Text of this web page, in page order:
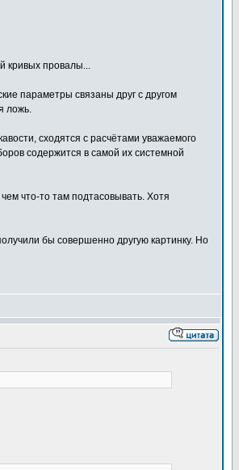
кривых провалы...
параметры связаны друг с другом
ложь.
сходятся с расчётами уважаемого
содержится в самой их системной
что-то там подтасовывать. Хотя
бы совершенно другую картинку. Но